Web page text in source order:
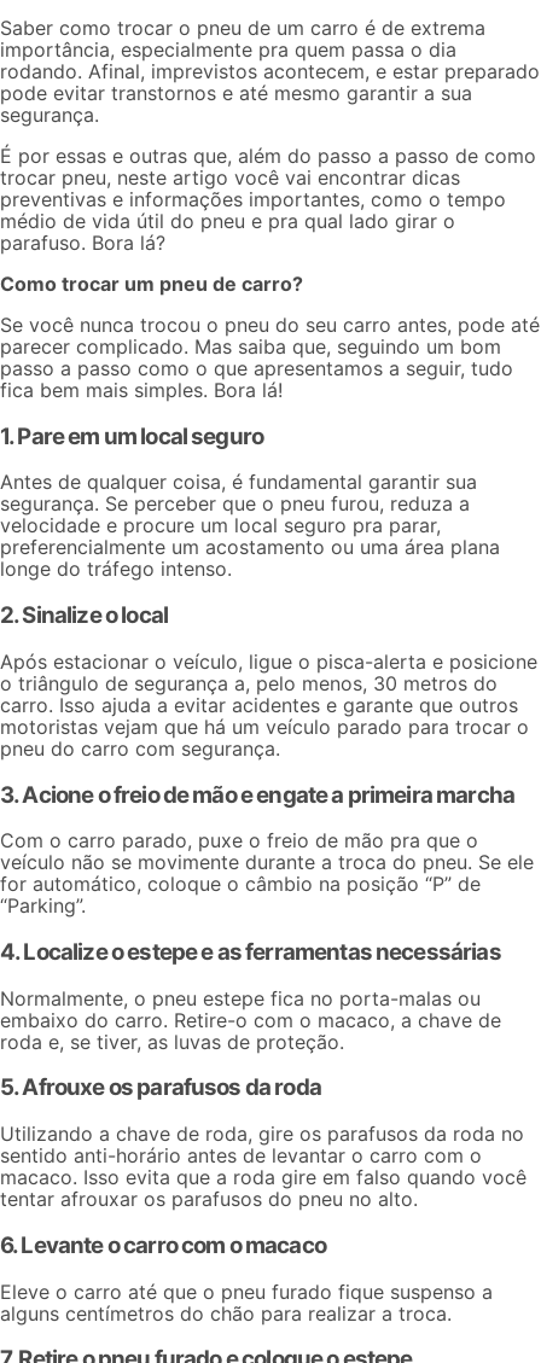
Saber como trocar o pneu de um carro é de extrema
importância, especialmente pra quem passa o dia
rodando. Afinal, imprevistos acontecem, e estar preparado
pode evitar transtornos e até mesmo garantir a sua
segurança.
É por essas e outras que, além do passo a passo de como
trocar pneu, neste artigo você vai encontrar dicas
preventivas e informações importantes, como o tempo
médio de vida útil do pneu e pra qual lado girar o
parafuso. Bora lá?
Como trocar um pneu de carro?
Se você nunca trocou o pneu do seu carro antes, pode até
parecer complicado. Mas saiba que, seguindo um bom
passo a passo como o que apresentamos a seguir, tudo
fica bem mais simples. Bora lá!
1. Pare em um local seguro
Antes de qualquer coisa, é fundamental garantir sua
segurança. Se perceber que o pneu furou, reduza a
velocidade e procure um local seguro pra parar,
preferencialmente um acostamento ou uma área plana
longe do tráfego intenso.
2. Sinalize o local
Após estacionar o veículo, ligue o pisca-alerta e posicione
o triângulo de segurança a, pelo menos, 30 metros do
carro. Isso ajuda a evitar acidentes e garante que outros
motoristas vejam que há um veículo parado para trocar o
pneu do carro com segurança.
3. Acione o freio de mão e engate a primeira marcha
Com o carro parado, puxe o freio de mão pra que o
veículo não se movimente durante a troca do pneu. Se ele
for automático, coloque o câmbio na posição “P” de
“Parking”.
4. Localize o estepe e as ferramentas necessárias
Normalmente, o pneu estepe fica no porta-malas ou
embaixo do carro. Retire-o com o macaco, a chave de
roda e, se tiver, as luvas de proteção.
5. Afrouxe os parafusos da roda
Utilizando a chave de roda, gire os parafusos da roda no
sentido anti-horário antes de levantar o carro com o
macaco. Isso evita que a roda gire em falso quando você
tentar afrouxar os parafusos do pneu no alto.
6. Levante o carro com o macaco
Eleve o carro até que o pneu furado fique suspenso a
alguns centímetros do chão para realizar a troca.